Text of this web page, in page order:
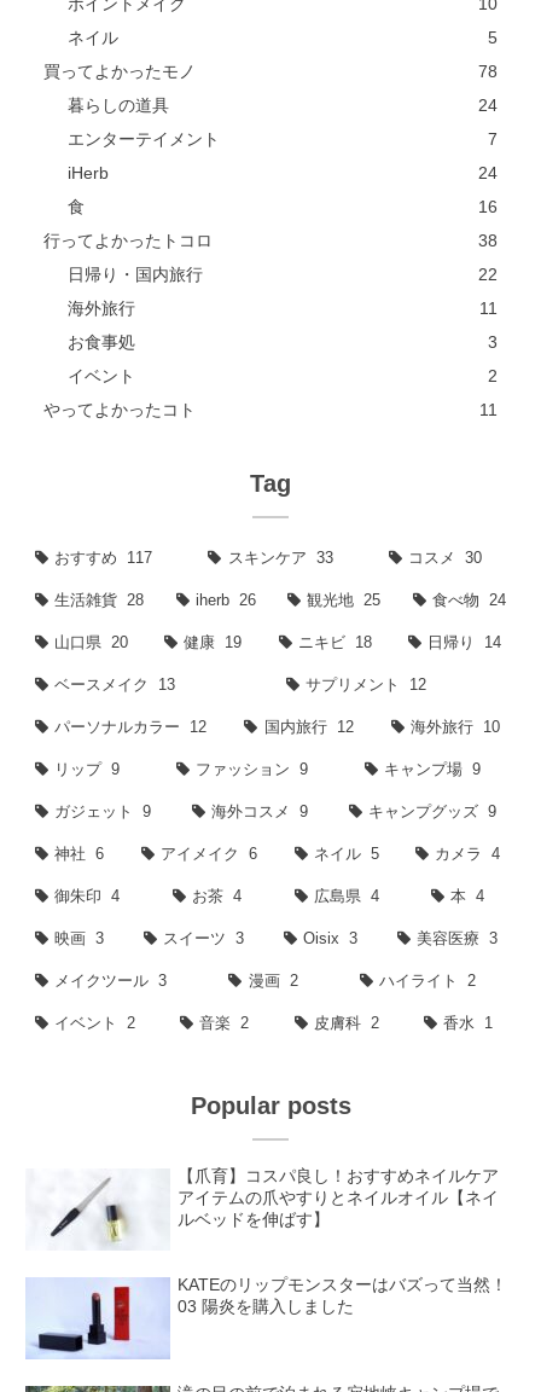
ネイル
5
買ってよかったモノ
78
暮らしの道具
24
エンターテイメント
7
iHerb
24
食
16
行ってよかったトコロ
38
日帰り・国内旅行
22
海外旅行
11
お食事処
3
イベント
2
やってよかったコト
11
Tag
おすすめ 117 スキンケア 33 コスメ 30
生活雑貨 28 iherb 26 観光地 25 食べ物 24
山口県 20 健康 19 ニキビ 18 日帰り 14
ベースメイク 13 サプリメント 12
パーソナルカラー 12 国内旅行 12 海外旅行 10
リップ 9 ファッション 9 キャンプ場 9
ガジェット 9 海外コスメ 9 キャンプグッズ 9
神社 6 アイメイク 6 ネイル 5 カメラ 4
御朱印 4 お茶 4 広島県 4 本 4
映画 3 スイーツ 3 Oisix 3 美容医療 3
メイクツール 3 漫画 2 ハイライト 2
イベント 2 音楽 2 皮膚科 2 香水 1
Popular posts
【爪育】コスパ良し！おすすめネイルケア
アイテムの爪やすりとネイルオイル【ネイ
ルベッドを伸ばす】
KATEのリップモンスターはバズって当然！
03 陽炎を購入しました